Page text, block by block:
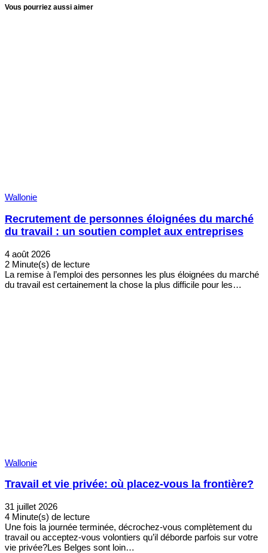
Vous pourriez aussi aimer
Wallonie
Recrutement de personnes éloignées du marché
du travail : un soutien complet aux entreprises
4 août 2026
2 Minute(s) de lecture
La remise à l’emploi des personnes les plus éloignées du marché
du travail est certainement la chose la plus difficile pour les…
Wallonie
Travail et vie privée: où placez-vous la frontière?
31 juillet 2026
4 Minute(s) de lecture
Une fois la journée terminée, décrochez-vous complètement du
travail ou acceptez-vous volontiers qu’il déborde parfois sur votre
vie privée?Les Belges sont loin…